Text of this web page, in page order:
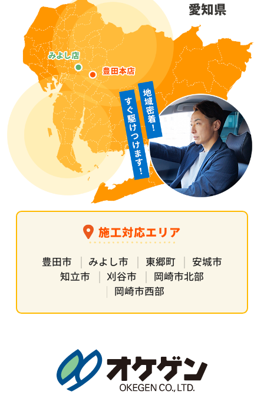
施工対応エリア
豊田市 みよし市 東郷町
安城市
知立市
刈谷市
岡崎市北部
岡崎市西部